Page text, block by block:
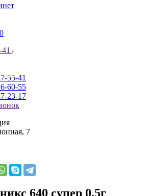
0
55-41
60-55
23-17
7
640 супер 0,5г